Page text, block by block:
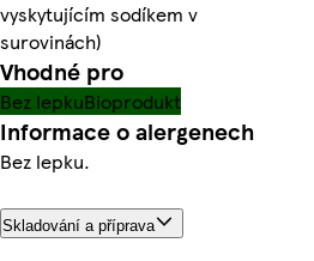
vyskytujícím sodíkem v
surovinách)
Vhodné pro
Bez lepkuBioprodukt
Informace o alergenech
Bez lepku.
Skladování a příprava